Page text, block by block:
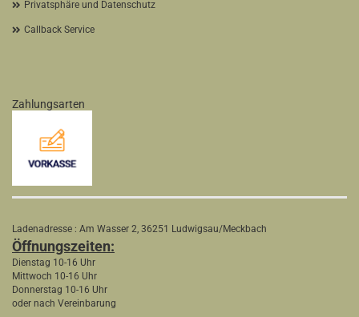
Privatsphäre und Datenschutz
Callback Service
Zahlungsarten
Ladenadresse : Am Wasser 2, 36251 Ludwigsau/Meckbach
Öffnungszeiten:
Dienstag 10-16 Uhr
Mittwoch 10-16 Uhr
Donnerstag 10-16 Uhr
oder nach Vereinbarung